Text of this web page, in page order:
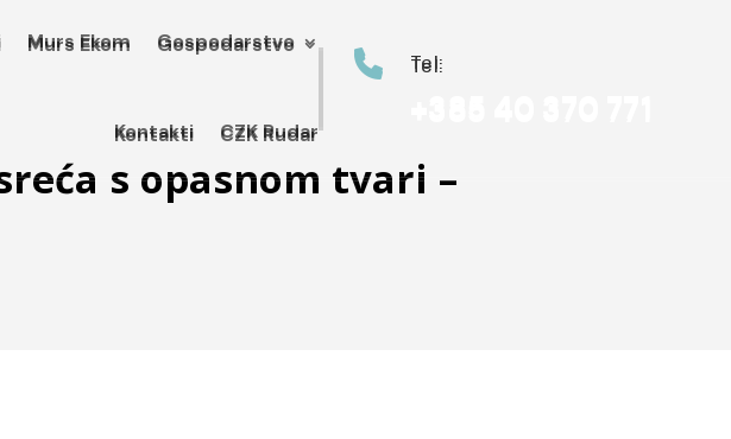
Murs Ekom Gospodarstvo
Kontakti CZK Rudar
 Tel:
Murs Ekom Gospodarstvo
Kontakti CZK Rudar
 Tel:
s opasnom tvari –